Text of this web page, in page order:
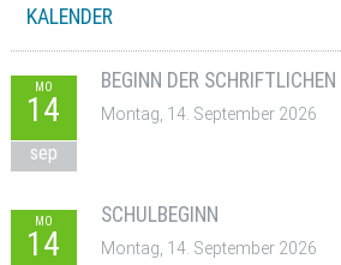
KALENDER
MO
14
sep
BEGINN DER
Montag, 14. September 2026
MO
14
SCHULBEGINN
Montag, 14. September 2026